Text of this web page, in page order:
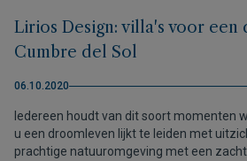
Lirios Design: villa's voor een
Cumbre del Sol
06.10.2020
Iedereen houdt van dit soort momenten
u een droomleven lijkt te leiden met
prachtige natuuromgeving met een zacht